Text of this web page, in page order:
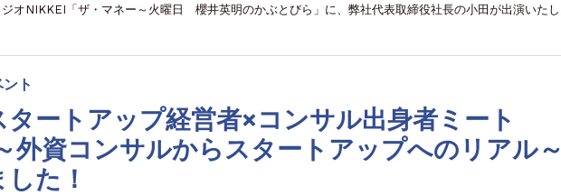
ジオNIKKEI「ザ・マネー～火曜日 櫻井英明のかぶとびら」に、弊社代表取締役社長の小田が出演いたし
ト
タートアップ経営者×コンサル出身者ミート
資コンサルからスタートアップへのリアル～
た！